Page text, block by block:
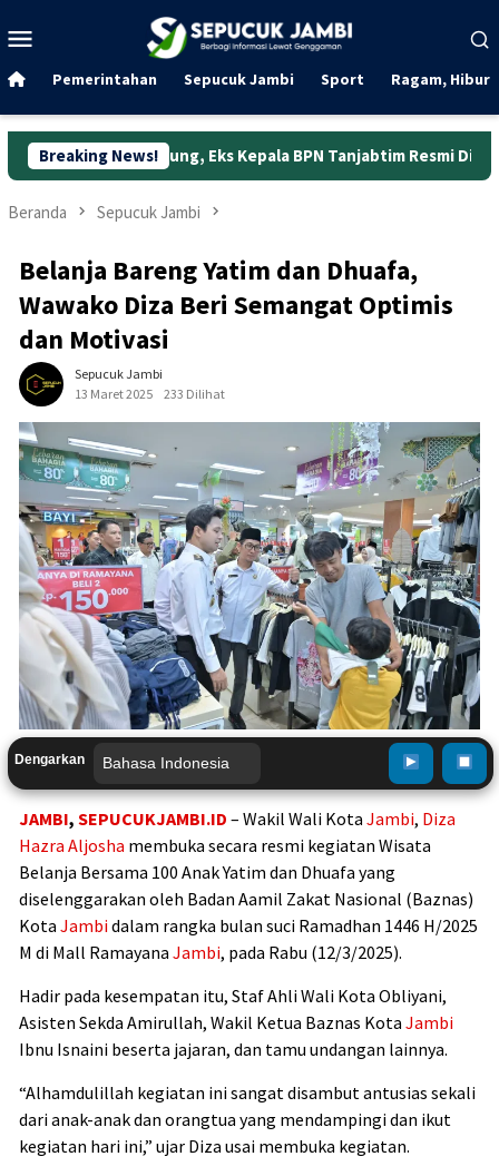
ke
Mobile
Pemerintahan Sepucuk Jambi Sport Ragam,
Breaking News!
Eks Kepala BPN Tanjabtim Resmi Ditahan Dunia
Beranda Sepucuk Jambi
Belanja Bareng Yatim dan Dhuafa,
Wawako Diza Beri Semangat Optimis
dan Motivasi
Sepucuk Jambi
13 Maret 2025
233 Dilihat
Dengarkan
JAMBI, SEPUCUKJAMBI.ID – Wakil Wali Kota Jambi, Diza
Hazra Aljosha membuka secara resmi kegiatan Wisata
Belanja Bersama 100 Anak Yatim dan Dhuafa yang
diselenggarakan oleh Badan Aamil Zakat Nasional (Baznas)
Kota Jambidalam rangka bulan suci Ramadhan 1446 H/2025
M di Mall Ramayana Jambi, pada Rabu (12/3/2025).
Hadir pada kesempatan itu, Staf Ahli Wali Kota Obliyani,
Asisten Sekda Amirullah, Wakil Ketua Baznas Kota Jambi
Ibnu Isnaini beserta jajaran, dan tamu undangan lainnya.
“Alhamdulillah kegiatan ini sangat disambut antusias sekali
dari anak-anak dan orangtua yang mendampingi dan ikut
kegiatan hari ini,” ujar Diza usai membuka kegiatan.